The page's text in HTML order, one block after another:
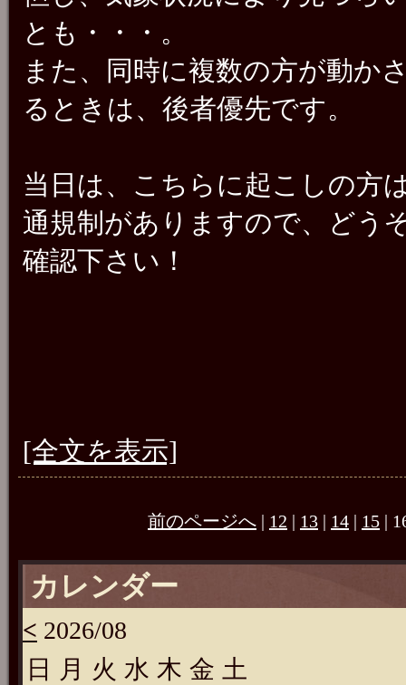
とも・・・。
また、同時に複数の方が動か
るときは、後者優先です。
当日は、こちらに起こしの方
通規制がありますので、どう
確認下さい！
[全文を表示]
前のページへ | 12 | 13 | 14 | 15 |
カレンダー
< 2026/08
日
月 火 水 木 金 土